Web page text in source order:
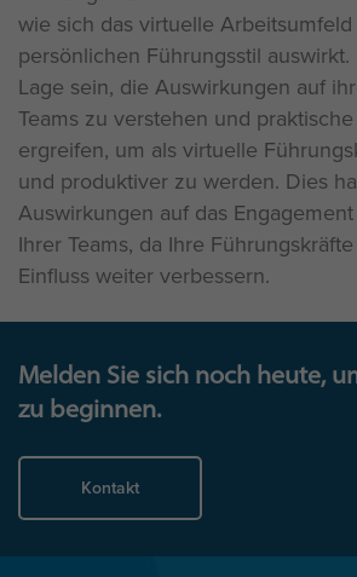
wie sich das virtuelle
persönlichen Führungsstil
Lage sein, die Auswirkungen auf
Teams zu verstehen und
ergreifen, um als virtuelle
und produktiver zu werden. Dies
Auswirkungen auf das
Ihrer Teams, da Ihre
Einfluss weiter verbessern.
Melden Sie sich noch heute,
zu beginnen.
Kontakt